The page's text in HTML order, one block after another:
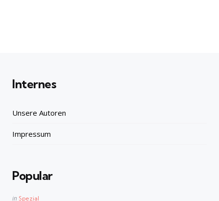
Internes
Unsere Autoren
Impressum
Popular
Posted
in Spezial